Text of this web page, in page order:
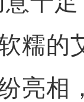
糯的
亮相